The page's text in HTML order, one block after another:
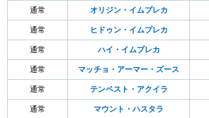
通常 オリジン・イムプレカ
通常 ヒドゥン・イムプレカ
通常 ハイ・イムプレカ
通常 マッチョ・アーマー・ズース
通常 テンペスト・アクイラ
通常 マウント・ハスタラ